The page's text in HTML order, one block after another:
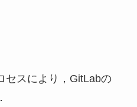
セスにより，GitLabの